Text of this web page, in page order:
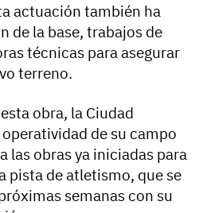
actuación también ha
de la base, trabajos de
técnicas para asegurar
terreno.
obra, la Ciudad
de su campo
las obras ya iniciadas para
pista de atletismo, que se
semanas con su